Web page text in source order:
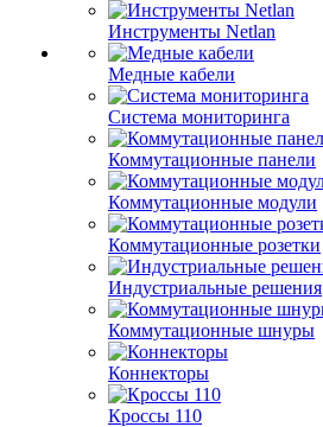
Инструменты Netlan
Медные кабели
Система мониторинга
Коммутационные панели
Коммутационные модули
Коммутационные розетки
Индустриальные решения
Коммутационные шнуры
Коннекторы
Кроссы 110